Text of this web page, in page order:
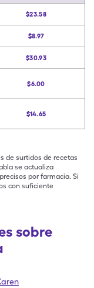
$23.58
$8.97
$30.93
$6.00
$14.65
de surtidos de recetas
se actualiza
por farmacia. Si
con suficiente
sobre